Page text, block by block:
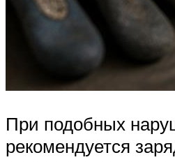
При подобных
рекомендуется